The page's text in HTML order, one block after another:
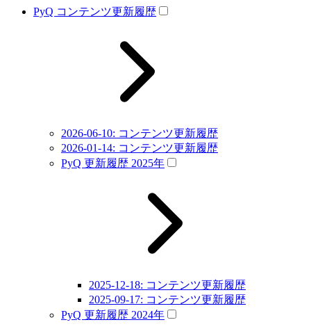
PyQ コンテンツ更新履歴
2026-06-10: コンテンツ更新履歴
2026-01-14: コンテンツ更新履歴
PyQ 更新履歴 2025年
2025-12-18: コンテンツ更新履歴
2025-09-17: コンテンツ更新履歴
PyQ 更新履歴 2024年